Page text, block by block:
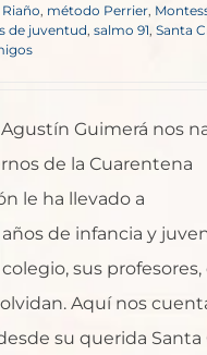
método Perrier
de juventud, salmo 91, Santa
Guimerá nos
de la Cuarentena
le ha llevado a
de infancia y
sus profesores,
Aquí nos
su querida Santa